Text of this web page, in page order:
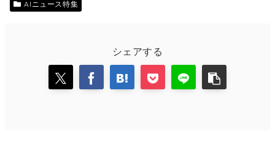
AIニュース特集
シェアする